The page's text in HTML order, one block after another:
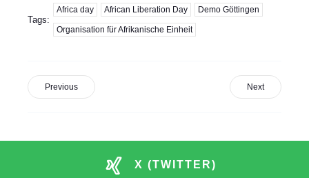
Tags:
Africa day African Liberation Day Demo Göttingen
Organisation für Afrikanische Einheit
Previous Next
X (TWITTER)